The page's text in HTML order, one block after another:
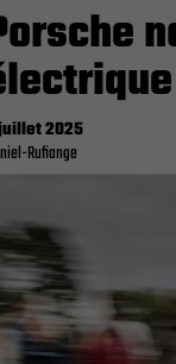
2025
Rufiange